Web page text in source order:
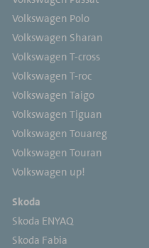
Volkswagen Polo
Volkswagen Sharan
Volkswagen T-cross
Volkswagen T-roc
Volkswagen Taigo
Volkswagen Tiguan
Volkswagen Touareg
Volkswagen Touran
Volkswagen up!
Skoda
Skoda ENYAQ
Skoda Fabia